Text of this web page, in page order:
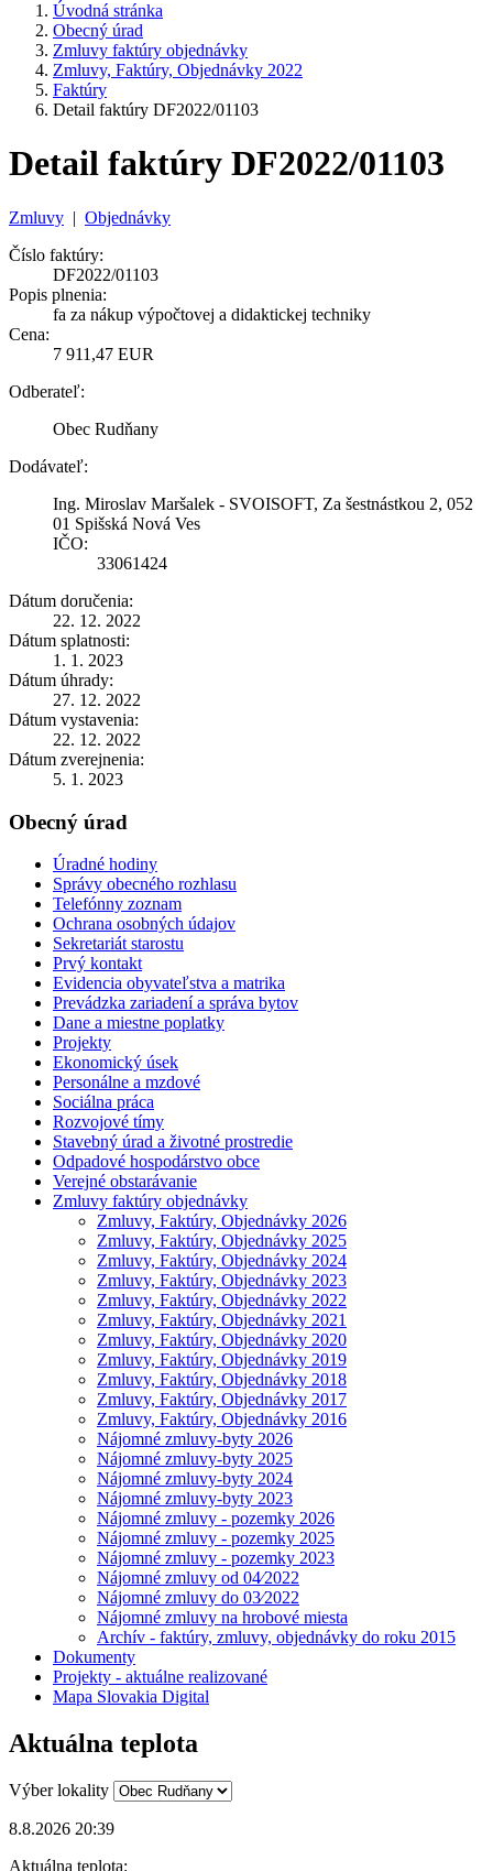
Úvodná stránka
Obecný úrad
Zmluvy faktúry objednávky
Zmluvy, Faktúry, Objednávky 2022
Faktúry
Detail faktúry DF2022/01103
Detail faktúry DF2022/01103
Zmluvy | Objednávky
Číslo faktúry:
DF2022/01103
Popis plnenia:
fa za nákup výpočtovej a didaktickej techniky
Cena:
7 911,47 EUR
Odberateľ:
Obec Rudňany
Dodávateľ:
Ing. Miroslav Maršalek - SVOISOFT, Za šestnástkou 2, 052
01 Spišská Nová Ves
IČO:
33061424
Dátum doručenia:
22. 12. 2022
Dátum splatnosti:
1. 1. 2023
Dátum úhrady:
27. 12. 2022
Dátum vystavenia:
22. 12. 2022
Dátum zverejnenia:
5. 1. 2023
Obecný úrad
Úradné hodiny
Správy obecného rozhlasu
Telefónny zoznam
Ochrana osobných údajov
Sekretariát starostu
Prvý kontakt
Evidencia obyvateľstva a matrika
Prevádzka zariadení a správa bytov
Dane a miestne poplatky
Projekty
Ekonomický úsek
Personálne a mzdové
Sociálna práca
Rozvojové tímy
Stavebný úrad a životné prostredie
Odpadové hospodárstvo obce
Verejné obstarávanie
Zmluvy faktúry objednávky
Zmluvy, Faktúry, Objednávky 2026
Zmluvy, Faktúry, Objednávky 2025
Zmluvy, Faktúry, Objednávky 2024
Zmluvy, Faktúry, Objednávky 2023
Zmluvy, Faktúry, Objednávky 2022
Zmluvy, Faktúry, Objednávky 2021
Zmluvy, Faktúry, Objednávky 2020
Zmluvy, Faktúry, Objednávky 2019
Zmluvy, Faktúry, Objednávky 2018
Zmluvy, Faktúry, Objednávky 2017
Zmluvy, Faktúry, Objednávky 2016
Nájomné zmluvy-byty 2026
Nájomné zmluvy-byty 2025
Nájomné zmluvy-byty 2024
Nájomné zmluvy-byty 2023
Nájomné zmluvy - pozemky 2026
Nájomné zmluvy - pozemky 2025
Nájomné zmluvy - pozemky 2023
Nájomné zmluvy od 04⁄2022
Nájomné zmluvy do 03⁄2022
Nájomné zmluvy na hrobové miesta
Archív - faktúry, zmluvy, objednávky do roku 2015
Dokumenty
Projekty - aktuálne realizované
Mapa Slovakia Digital
Aktuálna teplota
Výber lokality
8.8.2026 20:39
Aktuálna teplota: